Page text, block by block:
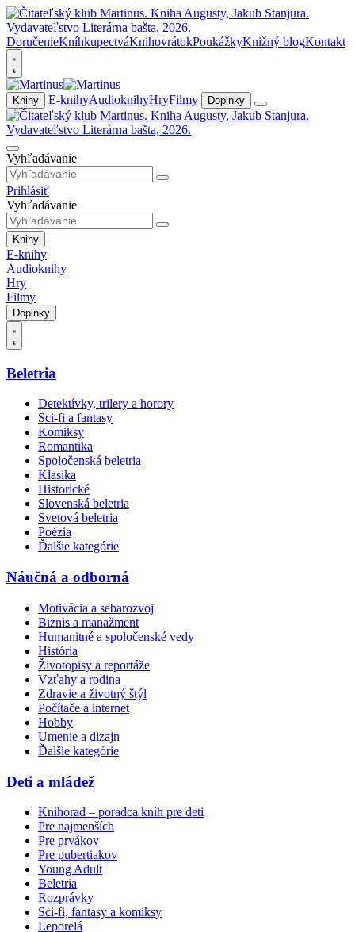
DoručenieKníhkupectváKnihovrátokPoukážkyKnižný blogKontakt
Knihy E-knihyAudioknihyHryFilmy Doplnky
Vyhľadávanie
Prihlásiť
Vyhľadávanie
Knihy
E-knihy
Audioknihy
Hry
Filmy
Doplnky
Beletria
Detektívky, trilery a horory
Sci-fi a fantasy
Komiksy
Romantika
Spoločenská beletria
Klasika
Historické
Slovenská beletria
Svetová beletria
Poézia
Ďalšie kategórie
Náučná a odborná
Motivácia a sebarozvoj
Biznis a manažment
Humanitné a spoločenské vedy
História
Životopisy a reportáže
Vzťahy a rodina
Zdravie a životný štýl
Počítače a internet
Hobby
Umenie a dizajn
Ďalšie kategórie
Deti a mládež
Knihorad – poradca kníh pre deti
Pre najmenších
Pre prvákov
Pre pubertiakov
Young Adult
Beletria
Rozprávky
Sci-fi, fantasy a komiksy
Leporelá